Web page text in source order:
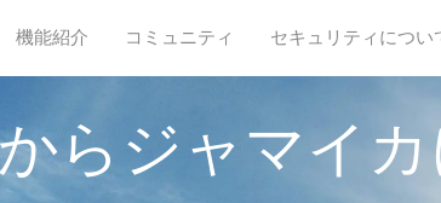
機能紹介 コミュニティ セキュリティについ
らジャマイ